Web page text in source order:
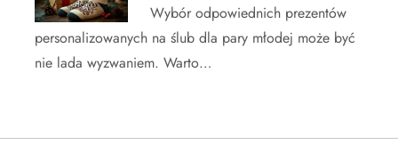
Wybór odpowiednich prezentów
personalizowanych na ślub dla pary młodej może być
nie lada wyzwaniem. Warto…